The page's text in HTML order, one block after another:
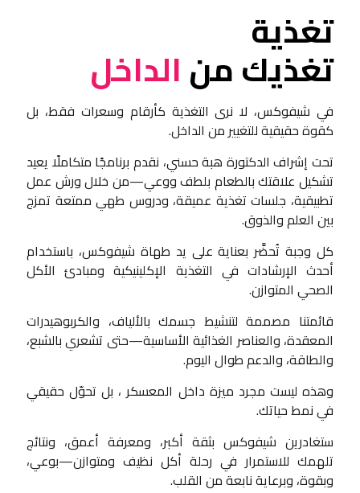
تغذية
تغذيك منالداخل
في شيفوكس، لا نرى التغذية كأرقام وسعرات فقط، بل
كقوة حقيقية للتغيير من الداخل.
تحت إشراف الدكتورة هبة حسني، نقدم برنامجًا متكاملًا يعيد
تشكيل علاقتك بالطعام بلطف ووعي—من خلال ورش عمل
تطبيقية، جلسات تغذية عميقة، ودروس طهي ممتعة تمزج
بين العلم والذوق.
كل وجبة تُحضَّر بعناية على يد طهاة شيفوكس، باستخدام
أحدث الإرشادات في التغذية الإكلينيكية ومبادئ الأكل
الصحي المتوازن.
قائمتنا مصممة لتنشيط جسمك بالألياف، والكربوهيدرات
المعقدة، والعناصر الغذائية الأساسية—حتى تشعري بالشبع،
والطاقة، والدعم طوال اليوم.
وهذه ليست مجرد ميزة داخل المعسكر ، بل تحوّل حقيقي
في نمط حياتك.
ستغادرين شيفوكس بثقة أكبر، ومعرفة أعمق، ونتائج
تلهمك للاستمرار في رحلة أكل نظيف ومتوازن—بوعي،
وبقوة، وبرعاية نابعة من القلب.